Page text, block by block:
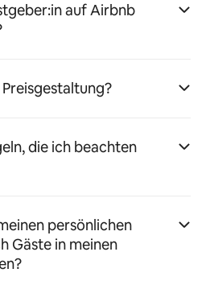
auf Airbnb
die ich beachten
persönlichen
Gäste in meinen